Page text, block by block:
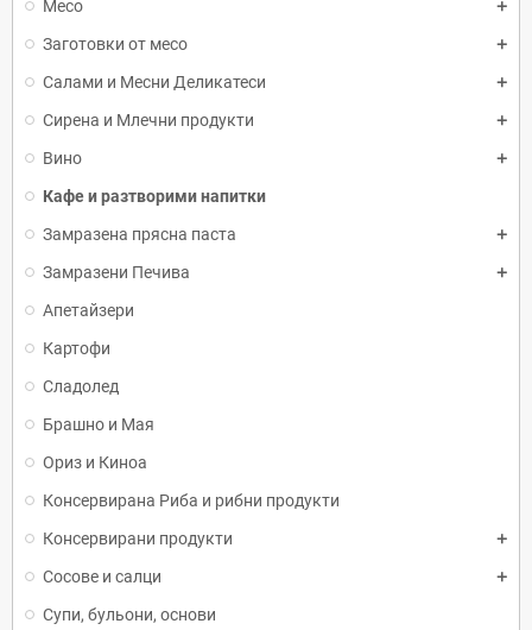
Месо
Заготовки от месо
Салами и Месни Деликатеси
Сирена и Млечни продукти
Вино
Кафе и разтворими напитки
Замразена прясна паста
Замразени Печива
Апетайзери
Картофи
Сладолед
Брашно и Мая
Ориз и Киноа
Консервирана Риба и рибни продукти
Консервирани продукти
Сосове и салци
Супи, бульони, основи